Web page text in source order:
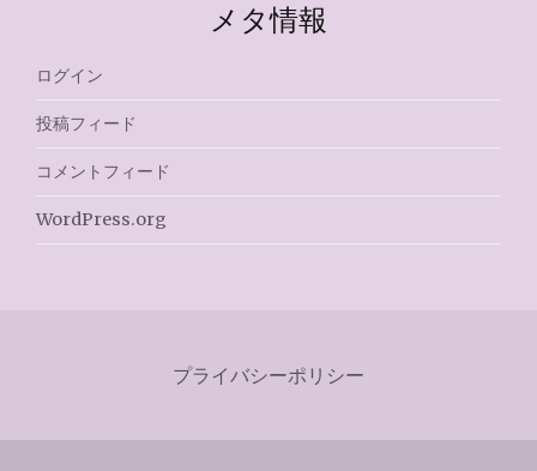
メタ情報
ログイン
投稿フィード
コメントフィード
WordPress.org
プライバシーポリシー